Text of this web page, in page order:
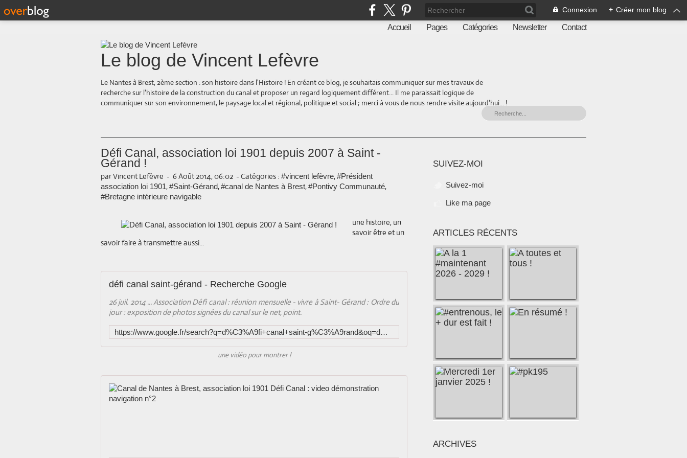
Connexion + Créer mon blog
Accueil Pages Catégories Newsletter Contact
Le blog de Vincent Lefèvre
Le Nantes à Brest, 2ème section : son histoire dans l'Histoire ! En créant ce blog, je souhaitais communiquer sur mes travaux de
recherche sur l'histoire de la construction du canal et proposer un regard logiquement différent... Il me paraissait logique de
communiquer sur son environnement, le paysage local et régional, politique et social ; merci à vous de nous rendre visite aujourd'hui... !
Défi Canal, association loi 1901 depuis 2007 à Saint -
Gérand !
par Vincent Lefèvre - 6 Août 2014, 06:02 - Catégories : #vincent lefèvre,#Président
association loi 1901,#Saint-Gérand,#canal de Nantes à Brest,#Pontivy Communauté,
#Bretagne intérieure navigable
une histoire, un
savoir être et un
savoir faire à transmettre aussi...
défi canal saint-gérand - Recherche Google
26 juil. 2014 ... Association Défi canal : réunion mensuelle - vivre à Saint- Gérand : Ordre du
jour : exposition de photos signées du canal sur le net, point.
https://www.google.fr/search?q=d%C3%A9fi+canal+saint-g%C3%A9rand&oq=d%C3%A9fi+canal+saint-g%C3%A9rand&aqs=chrome..69i57.56721j0j8&sourceid=chrome&es_sm=122&ie=UTF-8
une vidéo pour montrer !
Canal de Nantes à Brest, association loi 1901 Défi Canal : video
SUIVEZ-MOI
Suivez-moi
Like ma page
ARTICLES RÉCENTS
ARCHIVES